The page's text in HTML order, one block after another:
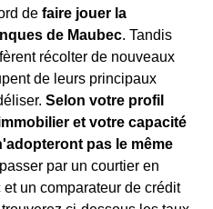
de faire jouer la
de Maubec. Tandis
récolter de nouveaux
de leurs principaux
Selon votre profil
et votre capacité
pas le même
par un courtier en
un comparateur de crédit